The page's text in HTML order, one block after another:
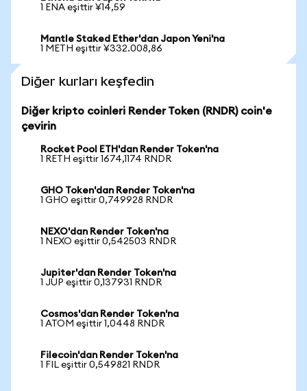
1 ENA eşittir ¥14,59
Mantle Staked Ether'dan Japon Yeni'na
1 METH eşittir ¥332.008,86
Diğer kurları keşfedin
Diğer kripto coinleri Render Token (RNDR) coin'e
çevirin
Rocket Pool ETH'dan Render Token'na
1 RETH eşittir 1674,1174 RNDR
GHO Token'dan Render Token'na
1 GHO eşittir 0,749928 RNDR
NEXO'dan Render Token'na
1 NEXO eşittir 0,542503 RNDR
Jupiter'dan Render Token'na
1 JUP eşittir 0,137931 RNDR
Cosmos'dan Render Token'na
1 ATOM eşittir 1,0448 RNDR
Filecoin'dan Render Token'na
1 FIL eşittir 0,549821 RNDR